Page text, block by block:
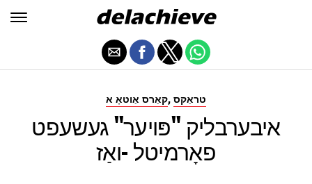
קאַרס אַוטאָ א, טראַקס
איבערבליק "פּויער" געשעפט
פאָרמיטל -ואַז